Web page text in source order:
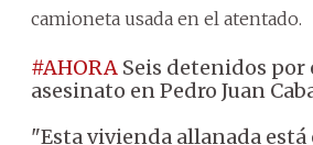
camioneta usada en el atentado.
#AHORA Seis detenidos por
asesinato en Pedro Juan
"Esta vivienda allanada está